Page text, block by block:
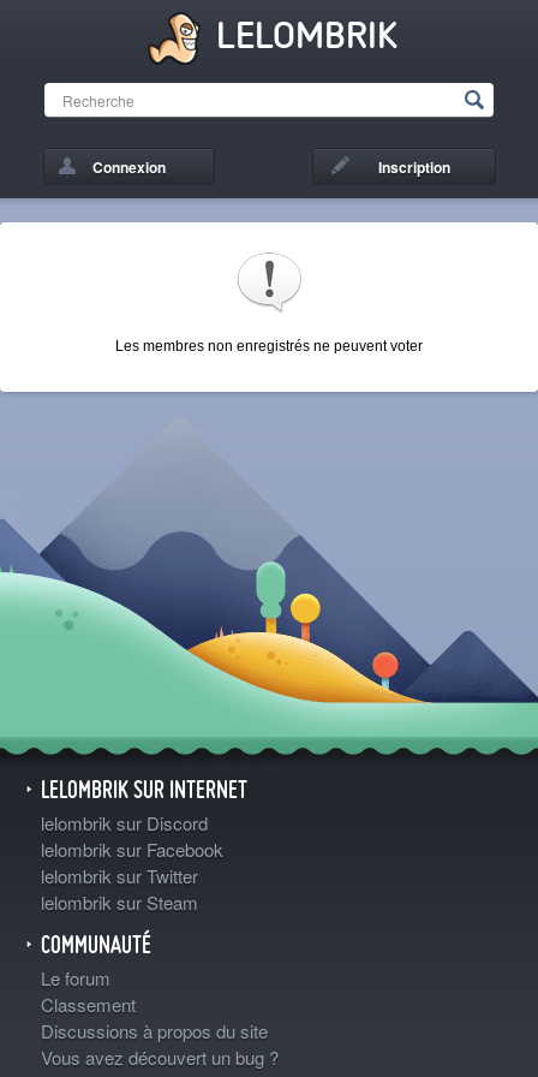
LELOMBRIK
Connexion Inscription
Les membres non enregistrés ne peuvent voter
LELOMBRIK SUR INTERNET
lelombrik sur Discord
lelombrik sur Facebook
lelombrik sur Twitter
lelombrik sur Steam
COMMUNAUTÉ
Le forum
Classement
Discussions à propos du site
Vous avez découvert un bug ?